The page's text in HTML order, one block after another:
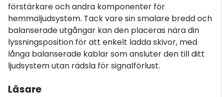
förstärkare och andra komponenter för
hemmaljudsystem. Tack vare sin smalare bredd och
balanserade utgångar kan den placeras nära din
lyssningsposition för att enkelt ladda skivor, med
långa balanserade kablar som ansluter den till ditt
ljudsystem utan rädsla för signalförlust.
Läsare